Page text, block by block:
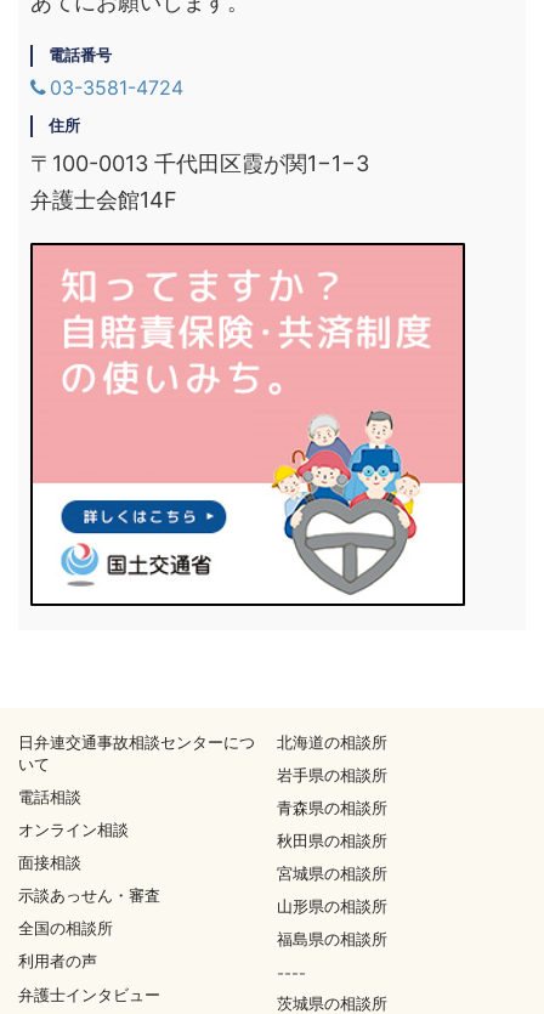
電話番号
03-3581-4724
住所
〒100-0013 千代田区霞が関1−1−3
弁護士会館14F
日弁連交通事故相談センターにつ
いて
電話相談
オンライン相談
面接相談
示談あっせん・審査
全国の相談所
利用者の声
弁護士インタビュー
北海道の相談所
岩手県の相談所
青森県の相談所
秋田県の相談所
宮城県の相談所
山形県の相談所
福島県の相談所
----
茨城県の相談所